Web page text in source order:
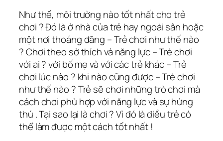
Như thế, môi trường nào tốt nhất cho trẻ
chơi ? Đó là ở nhà của trẻ hay ngoài sân hoặc
một nơi thoáng đãng – Trẻ chơi như thế nào
? Chơi theo sở thích và năng lực – Trẻ chơi
với ai ? với bố mẹ và với các trẻ khác – Trẻ
chơi lúc nào ? khi nào cũng được – Trẻ chơi
như thế nào ? Trẻ sẽ chơi những trò chơi mà
cách chơi phù hợp với năng lực và sự hứng
thú . Tại sao lại là chơi ? Vì đó là điều trẻ có
thể làm được một cách tốt nhất !